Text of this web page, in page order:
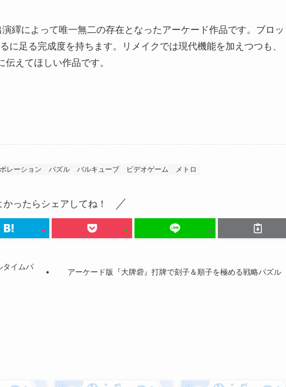
繹によって唯一無二の存在となったアーケード作品です。ブロッ
に足る完成度を持ちます。リメイクでは現代機能を加えつつも、
伝えてほしい作品です。
レーション パズル バルキューブ ビデオゲーム メトロ
かったらシェアしてね！
タイムパ
アーケード版『大牌砦』打牌で刻子＆順子を極める戦略パズル